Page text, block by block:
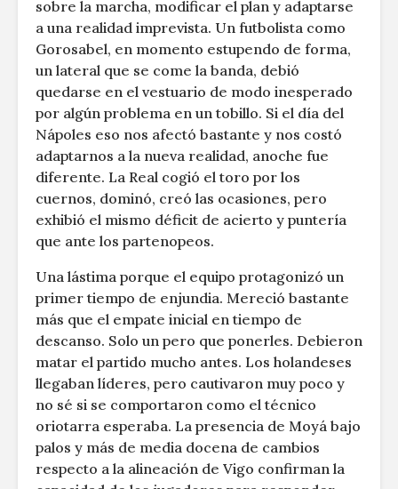
sobre la marcha, modificar el plan y adaptarse
a una realidad imprevista. Un futbolista como
Gorosabel, en momento estupendo de forma,
un lateral que se come la banda, debió
quedarse en el vestuario de modo inesperado
por algún problema en un tobillo. Si el día del
Nápoles eso nos afectó bastante y nos costó
adaptarnos a la nueva realidad, anoche fue
diferente. La Real cogió el toro por los
cuernos, dominó, creó las ocasiones, pero
exhibió el mismo déficit de acierto y puntería
que ante los partenopeos.
Una lástima porque el equipo protagonizó un
primer tiempo de enjundia. Mereció bastante
más que el empate inicial en tiempo de
descanso. Solo un pero que ponerles. Debieron
matar el partido mucho antes. Los holandeses
llegaban líderes, pero cautivaron muy poco y
no sé si se comportaron como el técnico
oriotarra esperaba. La presencia de Moyá bajo
palos y más de media docena de cambios
respecto a la alineación de Vigo confirman la